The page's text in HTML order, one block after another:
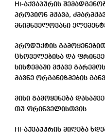
Hi-აქვაპურის
პროპიონ მჟავა,
მნიშნველოვანი
პროდუქტის
ცხოველებისა და
სისტემაში მჟავე
მავნე ორგანიზმების
მისი გამოყენება
თუ ფრინველისთვის.
Hi-აქვაპურის მიღება